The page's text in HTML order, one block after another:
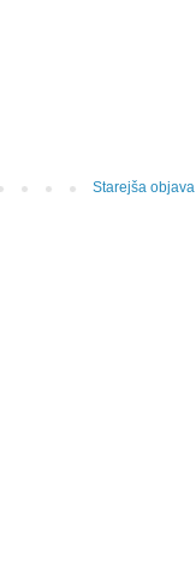
Starejša objava